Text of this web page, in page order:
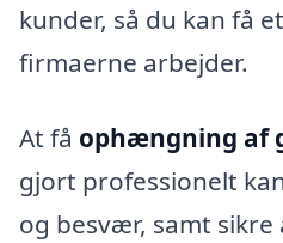
kunder, så du kan få
firmaerne arbejder.
At få ophængning af
gjort professionelt
og besvær, samt